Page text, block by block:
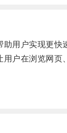
用户实现更快
在浏览网页